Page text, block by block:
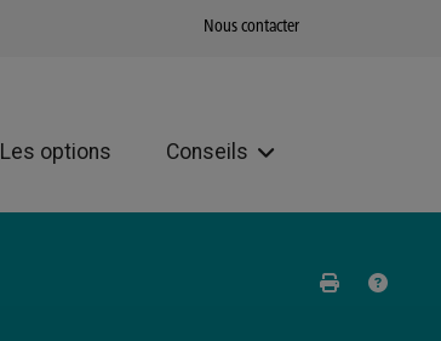
Nous contacter
Les options Conseils